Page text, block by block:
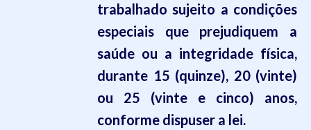
trabalhado sujeito a condições
especiais que prejudiquem a
saúde ou a integridade física,
durante 15 (quinze), 20 (vinte)
ou 25 (vinte e cinco) anos,
conforme dispuser a lei.